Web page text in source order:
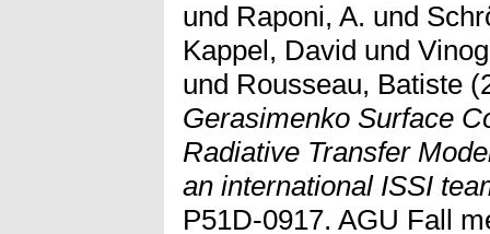
und Raponi, A. und
Kappel, David und
und Rousseau, Batiste
Gerasimenko Surface
Radiative Transfer
an international ISSI
P51D-0917. AGU Fall